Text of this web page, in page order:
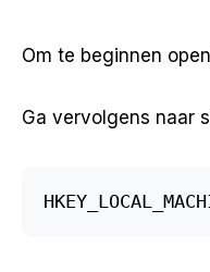
Om te beginnen
Ga vervolgens naar